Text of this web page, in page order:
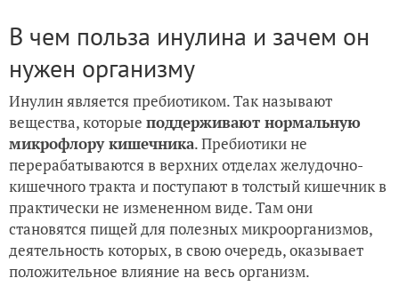
В чем польза инулина и зачем он
нужен организму
Инулин является пребиотиком. Так называют
вещества, которые поддерживают нормальную
микрофлору кишечника. Пребиотики не
перерабатываются в верхних отделах желудочно-
кишечного тракта и поступают в толстый кишечник в
практически не измененном виде. Там они
становятся пищей для полезных микроорганизмов,
деятельность которых, в свою очередь, оказывает
положительное влияние на весь организм.